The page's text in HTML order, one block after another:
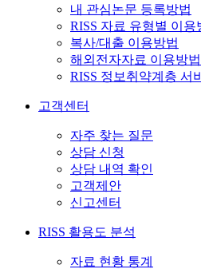
내 관심논문 등록방법
RISS 자료 유형별 이용
복사/대출 이용방법
해외전자자료 이용방법
RISS 정보취약계층 서
고객센터
자주 찾는 질문
상담 신청
상담 내역 확인
고객제안
신고센터
RISS 활용도 분석
자료 현황 통계